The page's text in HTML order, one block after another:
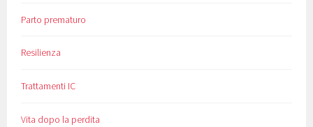
Parto prematuro
Resilienza
Trattamenti IC
Vita dopo la perdita